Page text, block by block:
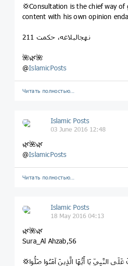
💢Consultation is the chief way of
content with his own opinion
نهج‏البلاغه، حکمت 211
🌺🌿🌺
@IslamicPosts
Читать полностью…
Islamic Posts
03 June 2016 12:48
🌿🌺🌿
@IslamicPosts
Читать полностью…
Islamic Posts
18 May 2016 04:13
‌🌿🌺🌿
Sura_Al Ahzab,56
💢إِنَّ اللَّهَ وَمَلَائِكَتَهُ يُصَلُّونَ عَلَى النَّبِيِّ يَا أَيُّهَا الَّذِينَ آمَنُوا صَلُّوا